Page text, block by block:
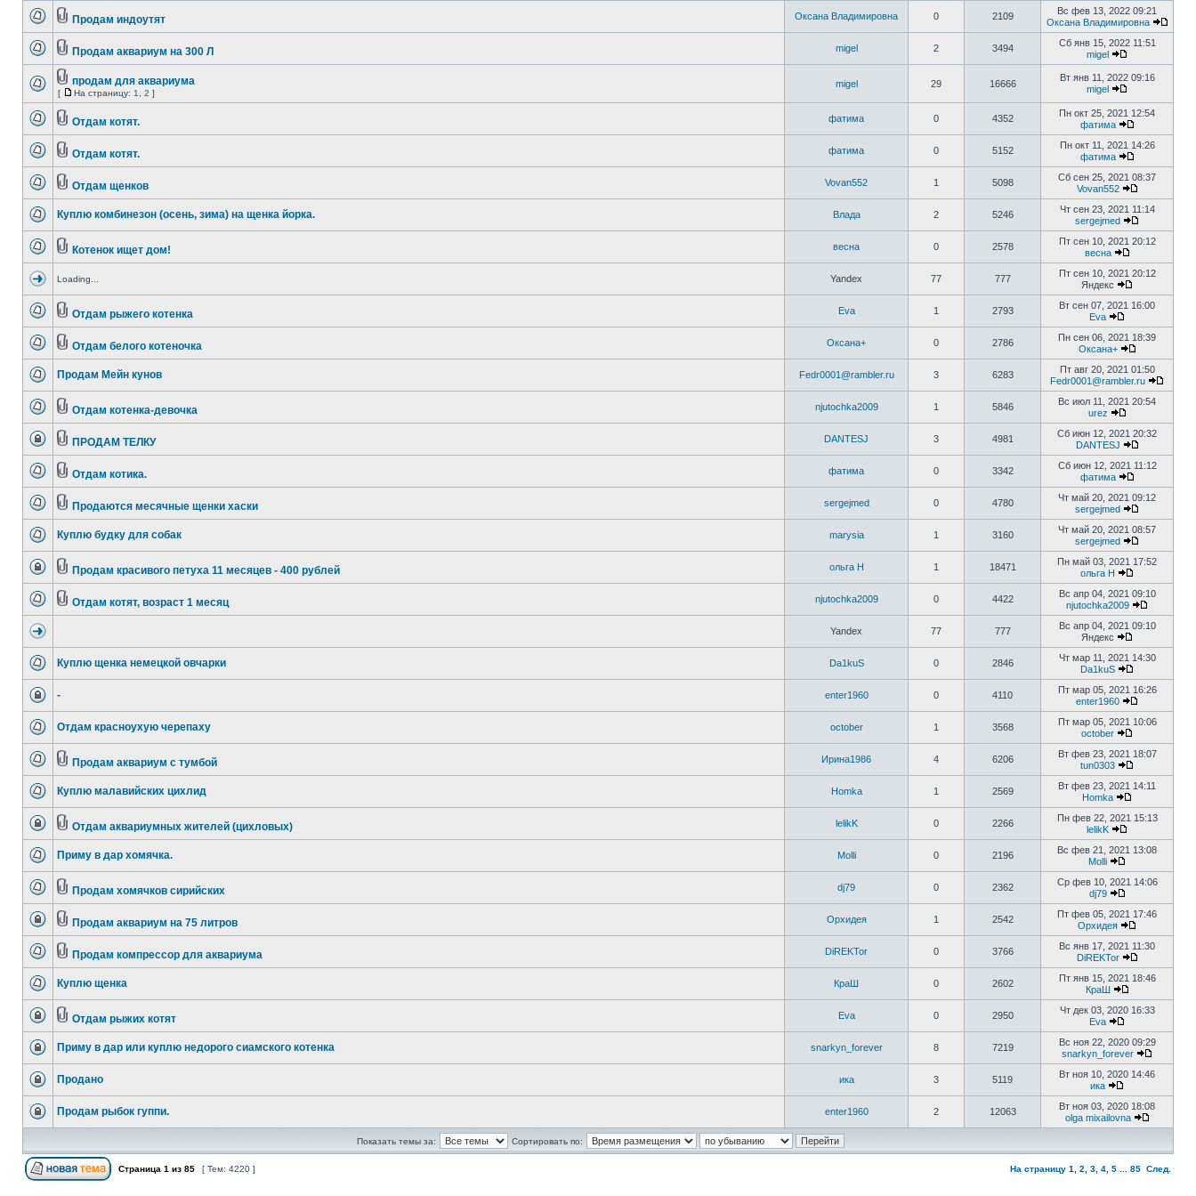
Продам индоутят Оксана Владимировна 0 2109
Вс фев 13, 2022 09:21
Оксана Владимировна
Продам аквариум на 300 Л migel 2 3494
Сб янв 15, 2022 11:51
migel
продам для аквариума
[ На страницу: 1 2 ]
migel 29 16666
Вт янв 11, 2022 09:16
migel
Отдам котят. фатима 0 4352
Пн окт 25, 2021 12:54
фатима
Отдам котят. фатима 0 5152
Пн окт 11, 2021 14:26
фатима
Отдам щенков Vovan552 1 5098
Сб сен 25, 2021 08:37
Vovan552
Куплю комбинезон (осень, зима) на щенка йорка. Влада 2 5246
Чт сен 23, 2021 11:14
sergejmed
Котенок ищет дом! весна 0 2578
Пт сен 10, 2021 20:12
весна
Loading... Yandex 77 777
Пт сен 10, 2021 20:12
Яндекс
Отдам рыжего котенка Eva 1 2793
Вт сен 07, 2021 16:00
Eva
Отдам белого котеночка Оксана+ 0 2786
Пн сен 06, 2021 18:39
Оксана+
Продам Мейн кунов Fedr0001@rambler.ru 3 6283
Пт авг 20, 2021 01:50
Fedr0001@rambler.ru
Отдам котенка-девочка njutochka2009 1 5846
Вс июл 11, 2021 20:54
urez
ПРОДАМ ТЕЛКУ DANTESJ 3 4981
Сб июн 12, 2021 20:32
DANTESJ
Отдам котика. фатима 0 3342
Сб июн 12, 2021 11:12
фатима
Продаются месячные щенки хаски sergejmed 0 4780
Чт май 20, 2021 09:12
sergejmed
Куплю будку для собак marysia 1 3160
Чт май 20, 2021 08:57
sergejmed
Продам красивого петуха 11 месяцев - 400 рублей ольга Н 1 18471
Пн май 03, 2021 17:52
ольга Н
Отдам котят, возраст 1 месяц njutochka2009 0 4422
Вс апр 04, 2021 09:10
njutochka2009
Yandex 77 777
Вс апр 04, 2021 09:10
Яндекс
Куплю щенка немецкой овчарки Da1kuS 0 2846
Чт мар 11, 2021 14:30
Da1kuS
- enter1960 0 4110
Пт мар 05, 2021 16:26
enter1960
Отдам красноухую черепаху october 1 3568
Пт мар 05, 2021 10:06
october
Продам аквариум с тумбой Ирина1986 4 6206
Вт фев 23, 2021 18:07
tun0303
Куплю малавийских цихлид Homka 1 2569
Вт фев 23, 2021 14:11
Homka
Отдам аквариумных жителей (цихловых) lelikK 0 2266
Пн фев 22, 2021 15:13
lelikK
Приму в дар хомячка. Molli 0 2196
Вс фев 21, 2021 13:08
Molli
Продам хомячков сирийских dj79 0 2362
Ср фев 10, 2021 14:06
dj79
Продам аквариум на 75 литров Орхидея 1 2542
Пт фев 05, 2021 17:46
Орхидея
Продам компрессор для аквариума DiREKTor 0 3766
Вс янв 17, 2021 11:30
DiREKTor
Куплю щенка КраШ 0 2602
Пт янв 15, 2021 18:46
КраШ
Отдам рыжих котят Eva 0 2950
Чт дек 03, 2020 16:33
Eva
Приму в дар или куплю недорого сиамского котенка snarkyn_forever 8 7219
Вс ноя 22, 2020 09:29
snarkyn_forever
Продано ика 3 5119
Вт ноя 10, 2020 14:46
ика
Продам рыбок гуппи. enter1960 2 12063
Вт ноя 03, 2020 18:08
olga mixailovna
Показать темы за: Сортировать по:
Страница 1 из 85 [ Тем: 4220 ] На страницу 1 2 3 4 5 85 След.